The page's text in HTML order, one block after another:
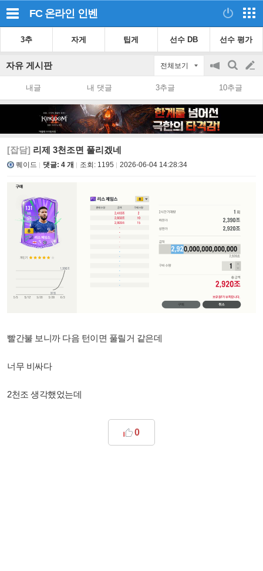
FC 온라인 인벤
3추 자게 팁게 선수 DB 선수 평가
자유 게시판 전체보기
공
지
on/off
검
색
글
쓰
내글 내 댓글 3추글 10추글
[잡담] 리제 3천조면 풀리겠네
퀘이드 댓글: 4 개 조회: 1195 2026-06-04 14:28:34
빨간불 보니까 다음 턴이면 풀릴거 같은데
너무 비싸다
2천조 생각했었는데
0